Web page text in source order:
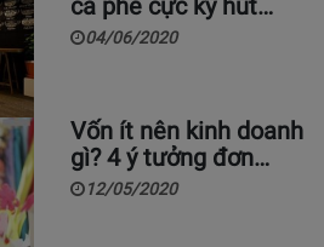
cà phê cực kỳ hút…
04/06/2020
Vốn ít nên kinh doanh
gì? 4 ý tưởng đơn…
12/05/2020